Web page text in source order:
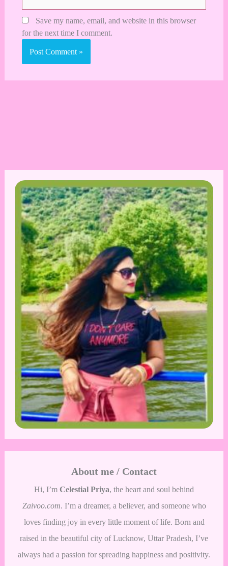
Save my name, email, and website in this browser
for the next time I comment.
About me / Contact
Hi, I’m Celestial Priya, the heart and soul behind
Zaivoo.com. I’m a dreamer, a believer, and someone who
loves finding joy in every little moment of life. Born and
raised in the beautiful city of Lucknow, Uttar Pradesh, I’ve
always had a passion for spreading happiness and positivity.